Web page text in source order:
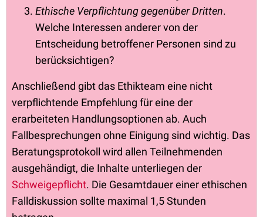
Ethische Verpflichtung gegenüber Dritten.
Welche Interessen anderer von der
Entscheidung betroffener Personen sind zu
berücksichtigen?
Anschließend gibt das Ethikteam eine nicht
verpflichtende Empfehlung für eine der
erarbeiteten Handlungsoptionen ab. Auch
Fallbesprechungen ohne Einigung sind wichtig. Das
Beratungsprotokoll wird allen Teilnehmenden
ausgehändigt, die Inhalte unterliegen der
Schweigepflicht. Die Gesamtdauer einer ethischen
Falldiskussion sollte maximal 1,5 Stunden